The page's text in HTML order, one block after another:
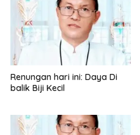
Renungan hari ini: Daya Di
balik Biji Kecil